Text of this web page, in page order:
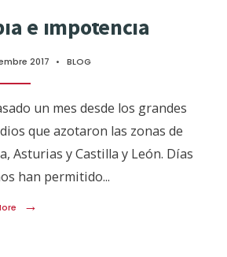
e impotencia
2017 • BLOG
un mes desde los grandes
que azotaron las zonas de
Asturias y Castilla y León. Días
han permitido...
→